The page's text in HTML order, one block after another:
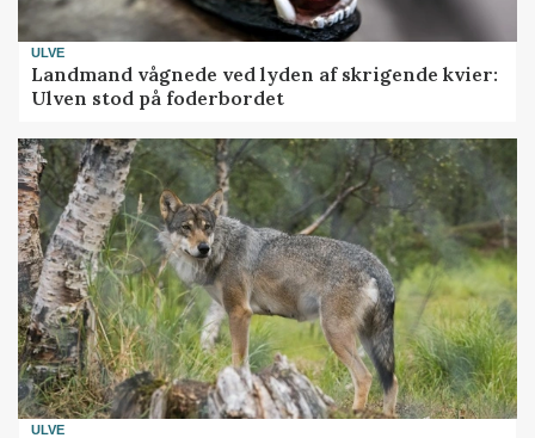
ULVE
Landmand vågnede ved lyden af skrigende kvier:
Ulven stod på foderbordet
ULVE